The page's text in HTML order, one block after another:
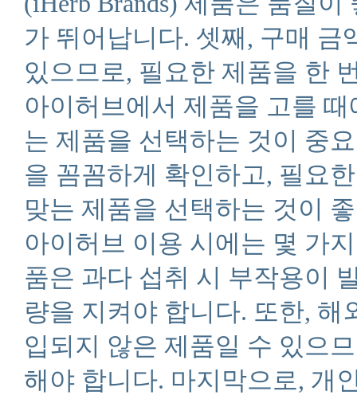
가 뛰어납니다. 셋째, 구매 금
있으므로, 필요한 제품을 한
아이허브에서 제품을 고를
는 제품을 선택하는 것이 중
을 꼼꼼하게 확인하고, 필요
맞는 제품을 선택하는 것이
아이허브 이용 시에는 몇 가
품은 과다 섭취 시 부작용이
량을 지켜야 합니다. 또한,
입되지 않은 제품일 수 있으
해야 합니다. 마지막으로, 개